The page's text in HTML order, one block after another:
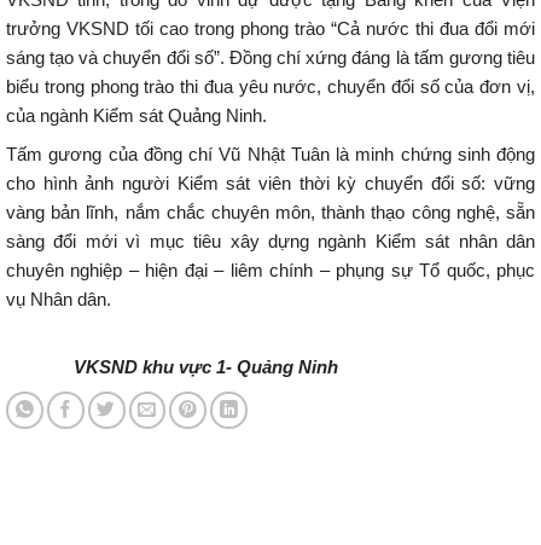
trưởng VKSND tối cao trong phong trào “Cả nước thi đua đổi mới
sáng tạo và chuyển đổi số”. Đồng chí xứng đáng là tấm gương tiêu
biểu trong phong trào thi đua yêu nước, chuyển đổi số của đơn vị,
của ngành Kiểm sát Quảng Ninh.
Tấm gương của đồng chí Vũ Nhật Tuân là minh chứng sinh động
cho hình ảnh người Kiểm sát viên thời kỳ chuyển đổi số: vững
vàng bản lĩnh, nắm chắc chuyên môn, thành thạo công nghệ, sẵn
sàng đổi mới vì mục tiêu xây dựng ngành Kiểm sát nhân dân
chuyên nghiệp – hiện đại – liêm chính – phụng sự Tổ quốc, phục
vụ Nhân dân.
VKSND khu vực 1- Quảng Ninh